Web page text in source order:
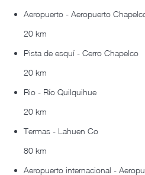
Aeropuerto - Aeropuerto
20 km
Pista de esquí - Cerro Chapelco
20 km
Rio - Río Quilquihue
20 km
Termas - Lahuen Co
80 km
Aeropuerto internacional -